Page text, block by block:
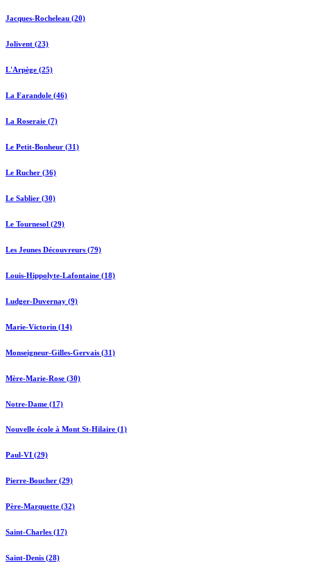
Jacques-Rocheleau (20)
Jolivent (23)
L'Arpège (25)
La Farandole (46)
La Roseraie (7)
Le Petit-Bonheur (31)
Le Rucher (36)
Le Sablier (30)
Le Tournesol (29)
Les Jeunes Découvreurs (79)
Louis-Hippolyte-Lafontaine (18)
Ludger-Duvernay (9)
Marie-Victorin (14)
Monseigneur-Gilles-Gervais (31)
Mère-Marie-Rose (30)
Notre-Dame (17)
Nouvelle école à Mont St-Hilaire (1)
Paul-VI (29)
Pierre-Boucher (29)
Père-Marquette (32)
Saint-Charles (17)
Saint-Denis (28)